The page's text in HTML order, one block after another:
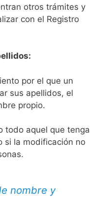
otros trámites y
con el Registro
por el que un
sus apellidos, el
propio.
todo aquel que tenga
si la modificación no
nombre y